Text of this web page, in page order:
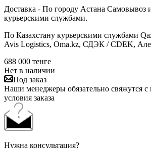
Доставка - По городу Астана Самовывоз
курьерскими службами.
По Казахстану курьерскими службами
Avis Logistics, Oma.kz, СДЭК / CDEK,
688 000 тенге
Нет в наличии
Под заказ
Наши менеджеры обязательно свяжутся с
условия заказа
Нужна консультация?